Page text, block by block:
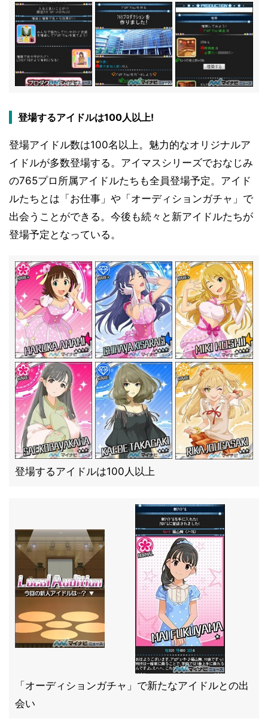
登場するアイドルは100人以上!
登場アイドル数は100名以上。魅力的なオリジナルア
イドルが多数登場する。アイマスシリーズでおなじみ
の765プロ所属アイドルたちも全員登場予定。アイド
ルたちとは「お仕事」や「オーディションガチャ」で
出会うことができる。今後も続々と新アイドルたちが
登場予定となっている。
登場するアイドルは100人以上
「オーディションガチャ」で新たなアイドルとの出
会い